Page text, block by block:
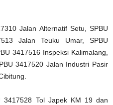
Jalan Alternatif Setu, SPBU
Jalan Teuku Umar, SPBU
3417516 Inspeksi Kalimalang,
3417520 Jalan Industri Pasir
3417528 Tol Japek KM 19 dan